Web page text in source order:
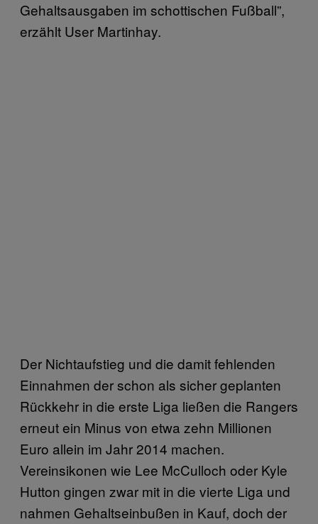
Gehaltsausgaben im schottischen Fußball”,
erzählt User Martinhay.
Der Nichtaufstieg und die damit fehlenden
Einnahmen der schon als sicher geplanten
Rückkehr in die erste Liga ließen die Rangers
erneut ein Minus von etwa zehn Millionen
Euro allein im Jahr 2014 machen.
Vereinsikonen wie Lee McCulloch oder Kyle
Hutton gingen zwar mit in die vierte Liga und
nahmen Gehaltseinbußen in Kauf, doch der